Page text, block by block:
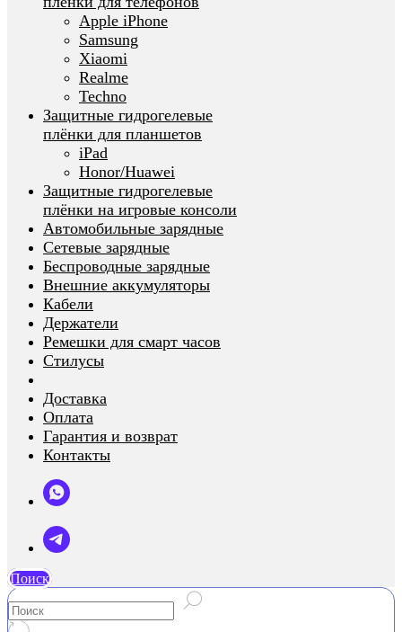
Apple iPhone
Samsung
Xiaomi
Realme
Techno
Защитные гидрогелевые
плёнки для планшетов
iPad
Honor/Huawei
Защитные гидрогелевые
плёнки на игровые консоли
Автомобильные зарядные
Сетевые зарядные
Беспроводные зарядные
Внешние аккумуляторы
Кабели
Держатели
Ремешки для смарт часов
Стилусы
Доставка
Оплата
Гарантия и возврат
Контакты
Поиск